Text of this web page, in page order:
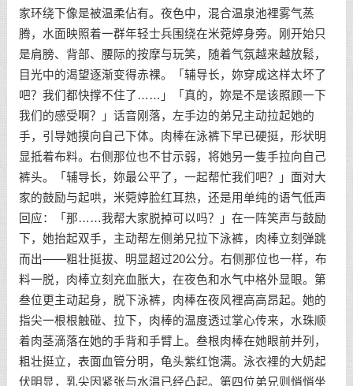
家环绕下像是被温柔佔有。夜色中，混合温泉池裡雾气蒸
腾，水面映照着一群年轻士兵围绕在米菀婷身旁。刚开始只
是肩膀、背部、腰际的按摩与玩笑，随着气氛越来越放鬆，
目光中的渴望逐渐变得赤裸。「辅导长，妳穿成这样太坏了
吧？我们都快撑不住了……」「真的，妳是不是该照顾一下
我们的感受啊？」话音刚落，左手边的弟兄主动拉起她的
手，引导她摸向自己下体。肉棒在泳裤下早已硬挺，形状明
显抵着布料。右侧那位也不甘示弱，将她另一隻手拉向自己
裤头。「辅导长，妳最公平了，一起帮忙我们吧？」面对大
家的鼓励与起哄，米菀婷脸红耳热，还是用单纯的语气低声
回应：「那……我帮大家脱掉可以吗？」在一阵笑声与鼓励
下，她抬起双手，主动帮左侧弟兄拉下泳裤，肉棒立刻弹跳
而出——粗壮挺拔、明显超过20公分。右侧那位也一样，布
料一脱，肉棒立刻充血胀大，在夜色和水气中格外显眼。第
叁位更主动起身，脱下泳裤，肉棒在夜风裡高高昂起。她的
指尖一根根触碰、拉下，肉棒的温度透过掌心传来，水珠顺
着肉茎滴落在她的手背和手臂上。叁根肉棒在她眼前并列，
粗壮挺立，表面血管分明，龟头紫红饱满。泳衣裡的大奶起
伏明显，乳尖因紧张与水温已经凸起。第四位弟兄则悄悄坐